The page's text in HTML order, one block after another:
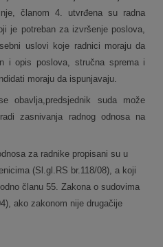
članom 4. utvrđena su radna
je potreban za izvršenje poslova,
uslovi koje radnici moraju da
i opis poslova, stručna sprema i
moraju da ispunjavaju.
obavlja,predsjednik suda može
zasnivanja radnog odnosa na
za radnike propisani su u
(Sl.gl.RS br.118/08), a koji
članu 55. Zakona o sudovima
ako zakonom nije drugačije